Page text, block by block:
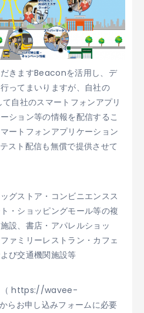
きますBeaconを活用し、デ
ってまいりますが、自社の
自社のスマートフォンアプリ
ション等の情報を配信するこ
ートフォンアプリケーション
スト配信も無償で提供させて
グストア・コンビニエンスス
・ショッピングモール等の複
設、書店・アパレルショッ
ァミリーレストラン・カフェ
び交通機関施設等
（ https://wavee-
お申し込みフォームに必要